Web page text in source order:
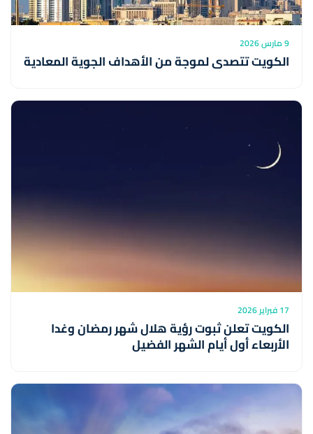
9 مارس 2026
الكويت تتصدى لموجة من الأهداف الجوية المعادية
17 فبراير 2026
الكويت تعلن ثبوت رؤية هلال شهر رمضان وغدا
الأربعاء أول أيام الشهر الفضيل